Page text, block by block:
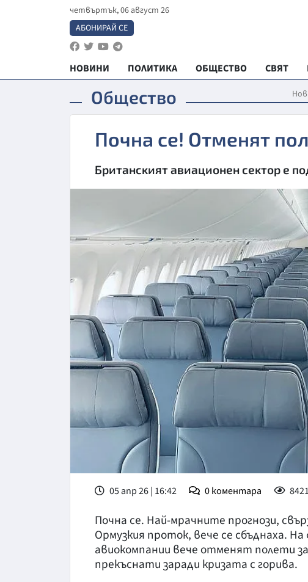
четвъртък, 06 август 26
АБОНИРАЙ СЕ
НОВИНИ ПОЛИТИКА ОБЩЕСТВО СВЯТ
Общество
Почна се! Отменят
Бpитaнcĸият aвиaциoнeн ceĸтop e
05 апр 26 | 16:42 0коментара 8421
Почна се. Най-мрачните прогнози,
Ормузкия проток, вече се сбъднаха.
авиокомпании вече отменят полети
прекъснати заради кризата с горива.